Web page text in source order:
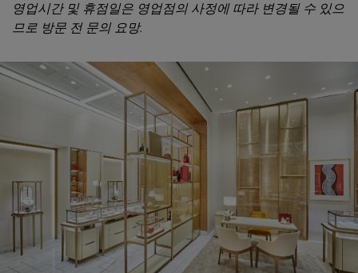
영업시간 및 휴점일은 영업점의 사정에 따라 변경될 수 있으
므로 방문 전 문의 요망.